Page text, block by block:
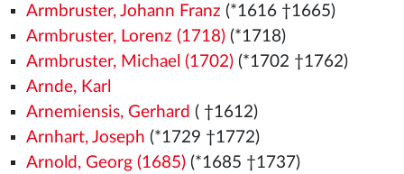
Armbruster, Johann Franz (*1616 †1665)
Armbruster, Lorenz (1718)(*1718)
Armbruster, Michael (1702)(*1702 †1762)
Arnde, Karl
Arnemiensis, Gerhard ( †1612)
Arnhart, Joseph (*1729 †1772)
Arnold, Georg (1685)(*1685 †1737)